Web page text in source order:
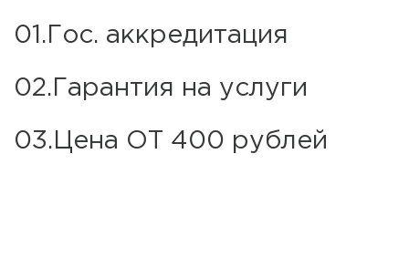
01.Гос. аккредитация
02.Гарантия на услуги
03.Цена ОТ 400 рублей